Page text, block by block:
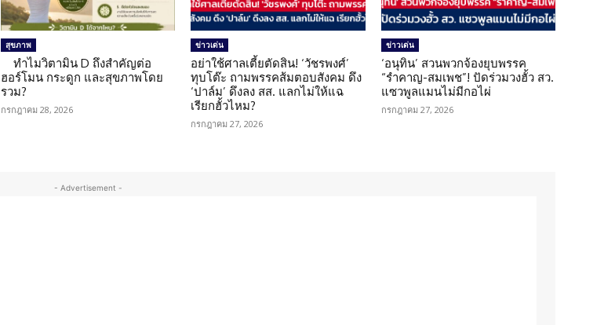
สุขภาพ
ทำไมวิตามิน D ถึงสำคัญต่อ
ฮอร์โมน กระดูก และสุขภาพโดย
รวม?
กรกฎาคม 28, 2026
ข่าวเด่น
อย่าใช้ศาลเตี้ยตัดสิน! ‘วัชรพงศ์’
ทุบโต๊ะ ถามพรรคส้มตอบสังคม ดึง
‘ปาล์ม’ ดึงลง สส. แลกไม่ให้แฉ
เรียกฮั้วไหม?
กรกฎาคม 27, 2026
ข่าวเด่น
‘อนุทิน’ สวนพวกจ้องยุบพรรค
“รำคาญ-สมเพช”! ปัดร่วมวงฮั้ว สว.
แซวพูลแมนไม่มีกอไผ่
กรกฎาคม 27, 2026
- Advertisement -